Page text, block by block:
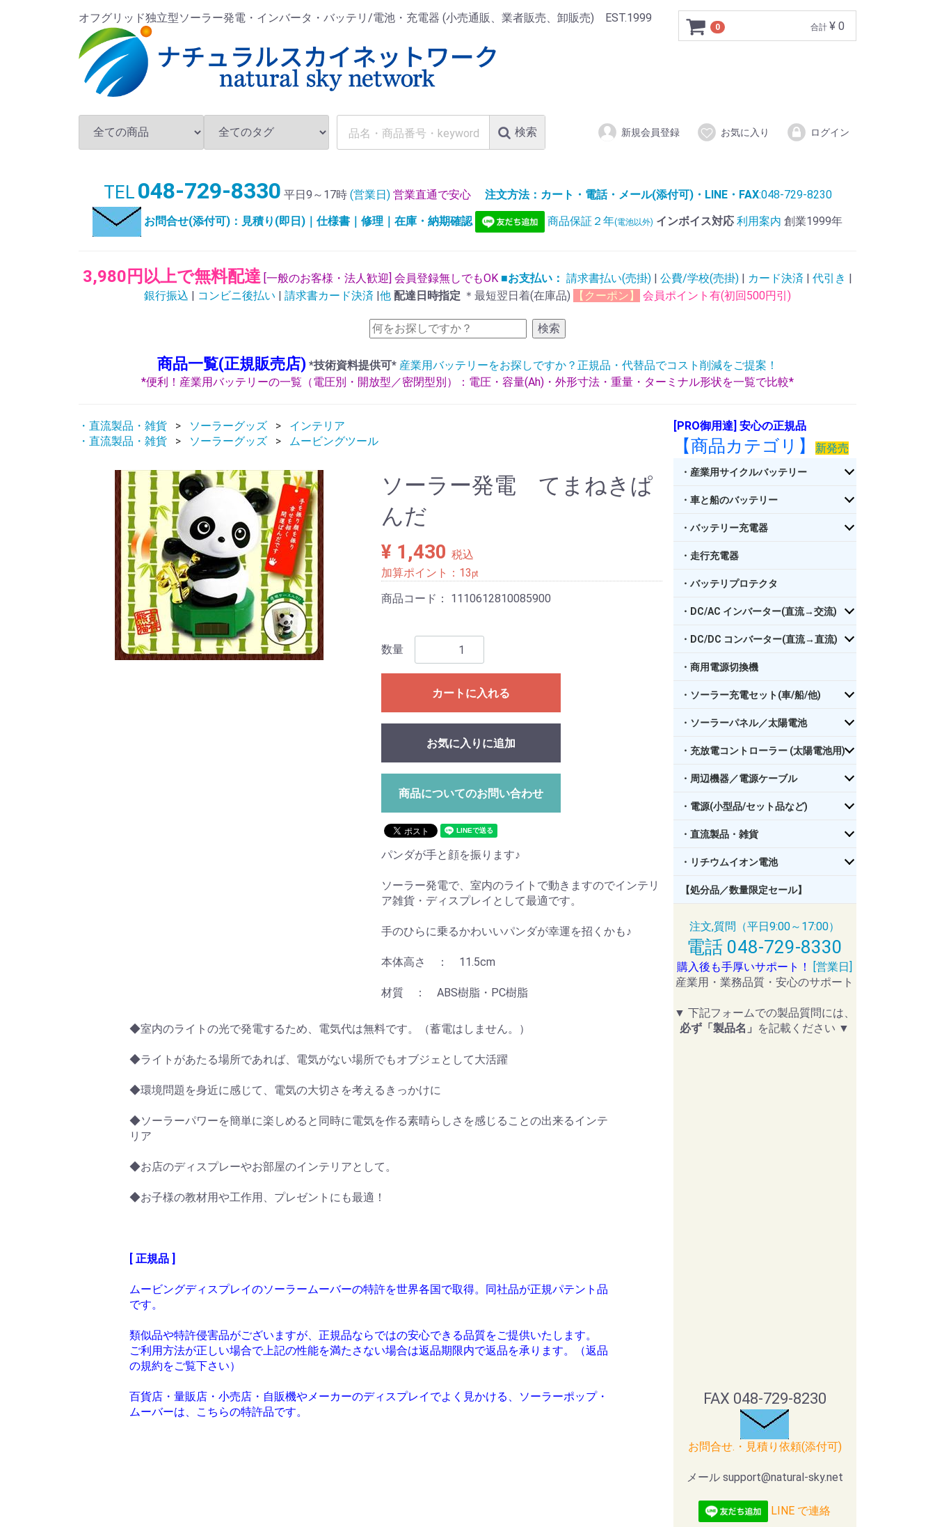
オフグリッド独立型ソーラー発電・インバータ・バッテリ/電池・充電器 (小売通販、業者販売、卸販売) EST.1999
0 合計 ¥ 0
検索 新規会員登録 お気に入り ログイン
TEL 048-729-8330 平日9～17時(営業日) 営業直通で安心 注文方法：カート・電話・メール(添付可)・LINE・FAX:048-729-8230
お問合せ(添付可)：見積り(即日)｜仕様書｜修理｜在庫・納期確認
商品保証２年(電池以外) インボイス対応 利用案内 創業1999年
3,980円以上で無料配達 [一般のお客様・法人歓迎] 会員登録無しでもOK ■お支払い： 請求書払い(売掛) | 公費/学校(売掛) | カード決済 | 代引き |
銀行振込 | コンビニ後払い | 請求書カード決済 |他 配達日時指定 ＊最短翌日着(在庫品) 【クーポン】 会員ポイント有(初回500円引)
検索
商品一覧(正規販売店) *技術資料提供可* 産業用バッテリーをお探しですか？正規品・代替品でコスト削減をご提案！
*便利！産業用バッテリーの一覧（電圧別・開放型／密閉型別）：電圧・容量(Ah)・外形寸法・重量・ターミナル形状を一覧で比較*
・直流製品・雑貨 ソーラーグッズ
インテリア
・直流製品・雑貨
ソーラーグッズ ムービングツール
ソーラー発電 てまねきぱ
んだ
¥ 1,430 税込
加算ポイント： 13 pt
商品コード： 1110612810085900
数量
カートに入れる
お気に入りに追加
商品についてのお問い合わせ
パンダが手と顔を振ります♪
ソーラー発電で、室内のライトで動きますのでインテリ
ア雑貨・ディスプレイとして最適です。
手のひらに乗るかわいいパンダが幸運を招くかも♪
本体高さ ： 11.5cm
材質 ： ABS樹脂・PC樹脂
◆室内のライトの光で発電するため、電気代は無料です。（蓄電はしません。）
◆ライトがあたる場所であれば、電気がない場所でもオブジェとして大活躍
◆環境問題を身近に感じて、電気の大切さを考えるきっかけに
◆ソーラーパワーを簡単に楽しめると同時に電気を作る素晴らしさを感じることの出来るインテ
リア
◆お店のディスプレーやお部屋のインテリアとして。
◆お子様の教材用や工作用、プレゼントにも最適！
[ 正規品 ]
ムービングディスプレイのソーラームーバーの特許を世界各国で取得。同社品が正規パテント品
です。
類似品や特許侵害品がございますが、正規品ならではの安心できる品質をご提供いたします。
ご利用方法が正しい場合で上記の性能を満たさない場合は返品期限内で返品を承ります。（返品
の規約をご覧下さい）
百貨店・量販店・小売店・自販機やメーカーのディスプレイでよく見かける、ソーラーポップ・
ムーバーは、こちらの特許品です。
[PRO御用達] 安心の正規品
【商品カテゴリ】 新発売
・産業用サイクルバッテリー
・車と船のバッテリー
・バッテリー充電器
・走行充電器
・バッテリプロテクタ
・DC/AC インバーター(直流→交流)
・DC/DC コンバーター(直流→直流)
・商用電源切換機
・ソーラー充電セット(車/船/他)
・ソーラーパネル／太陽電池
・充放電コントローラー (太陽電池用)
・周辺機器／電源ケーブル
・電源(小型品/セット品など)
・直流製品・雑貨
・リチウムイオン電池
【処分品／数量限定セール】
注文,質問（平日9:00～17:00）
電話 048-729-8330
購入後も手厚いサポート！
[営業日]
産業用・業務品質・安心のサポート
▼ 下記フォームでの製品質問には、
必ず「製品名」 を記載ください ▼
FAX 048-729-8230
お問合せ.・見積り依頼(添付可)
メール support@natural-sky.net
LINE で連絡